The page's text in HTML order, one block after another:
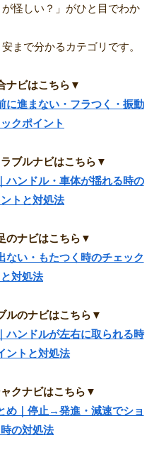
怪しい？」がひと目でわか
まで分かるカテゴリです。
ナビはこちら▼
に進まない・フラつく・振動
クポイント
ブルナビはこちら▼
ハンドル・車体が揺れる時の
トと対処法
のナビはこちら▼
ない・もたつく時のチェック
対処法
ルのナビはこちら▼
ハンドルが左右に取られる時
ントと対処法
クナビはこちら▼
め｜停止→発進・減速でショ
の対処法